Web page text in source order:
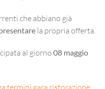
che abbiano già
la propria offerta.
al giorno 08 maggio
termini gara ristorazione